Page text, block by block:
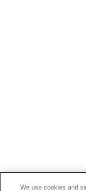
We use cookies and